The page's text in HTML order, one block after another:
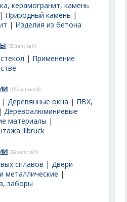
керамогранит, камень
| Природный камень |
| Изделия из бетона
(30 записей)
| Применение
(155 записей)
|Деревянные окна | ПВХ,
|Деревоалюминиевые
материалы |
illbruck
(89 записей)
сплавов |Двери
металлические |
заборы